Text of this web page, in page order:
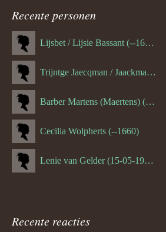
Recente personen
Lijsbet / Lijsie Bassant (--1687)
Trijntge Jaecqman / Jaackman (--1651)
Barber Martens (Maertens) (--1658)
Cecilia Wolpherts (--1660)
Lenie van Gelder (15-05-1970)
Recente reacties